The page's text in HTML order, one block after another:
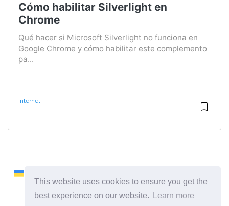
This website uses cookies to ensure you get the
best experience on our website.
Learn more
Cómo habilitar Silverlight en
Chrome
Qué hacer si Microsoft Silverlight no funciona en
Google Chrome y cómo habilitar este complemento
pa...
Internet